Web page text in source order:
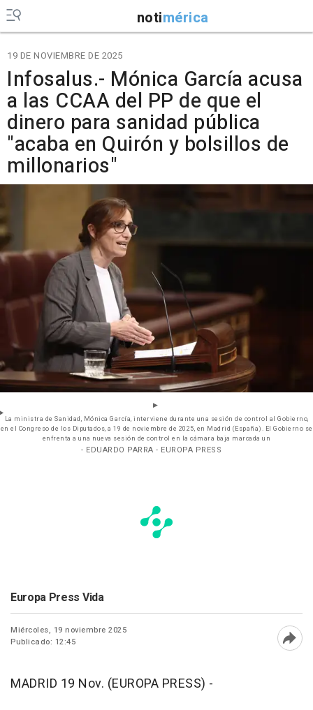
notimérica
19 DE NOVIEMBRE DE 2025
Infosalus.- Mónica García acusa
a las CCAA del PP de que el
dinero para sanidad pública
"acaba en Quirón y bolsillos de
millonarios"
La ministra de Sanidad, Mónica García, interviene durante una sesión de control al Gobierno,
en el Congreso de los Diputados, a 19 de noviembre de 2025, en Madrid (España). El Gobierno se
enfrenta a una nueva sesión de control en la cámara baja marcada un
- EDUARDO PARRA - EUROPA PRESS
Europa Press Vida
Miércoles, 19 noviembre 2025
Publicado: 12:45
MADRID 19 Nov. (EUROPA PRESS) -